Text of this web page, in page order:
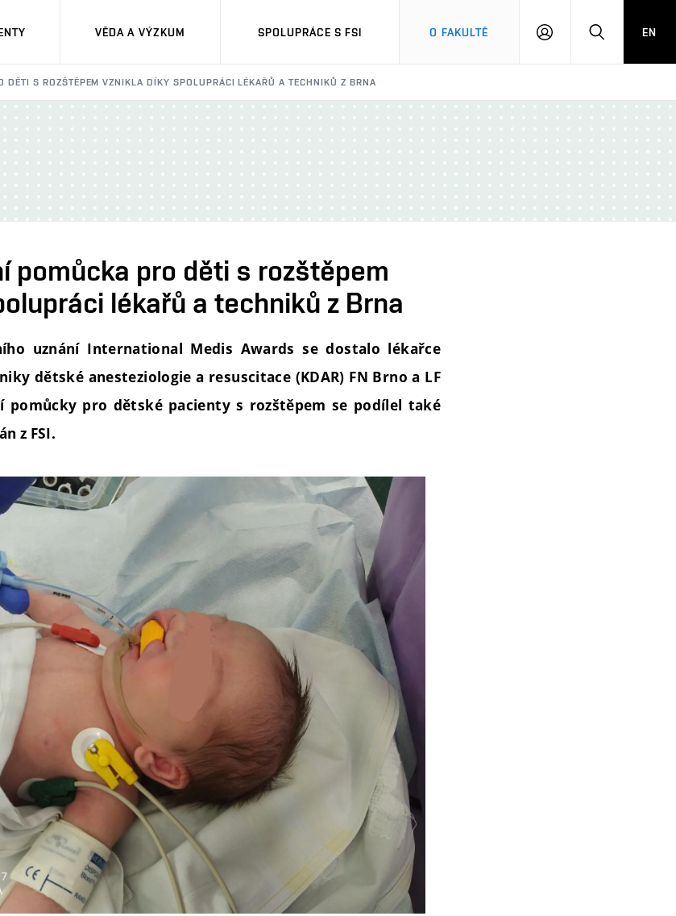
VĚDA A VÝZKUM SPOLUPRÁCE S FSI O FAKULTĚ
PŘIHLÁŠENÍHLEDAT
EN
DĚTI S ROZŠTĚPEM VZNIKLA DÍKY SPOLUPRÁCI LÉKAŘŮ A TECHNIKŮ Z BRNA
pomůcka pro děti s rozštěpem
lékařů a techniků z Brna
uznání International Medis Awards se dostalo lékařce
dětské anesteziologie a resuscitace (KDAR) FN Brno a LF
pomůcky pro dětské pacienty s rozštěpem se podílel také
z FSI.